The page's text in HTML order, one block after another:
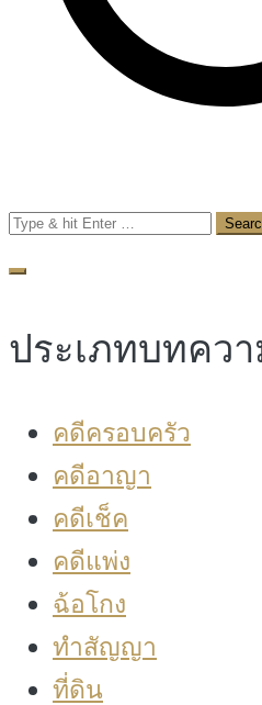
Search
for:
ประเภทบทคว
คดีครอบครัว
คดีอาญา
คดีเช็ค
คดีแพ่ง
ฉ้อโกง
ทำสัญญา
ที่ดิน